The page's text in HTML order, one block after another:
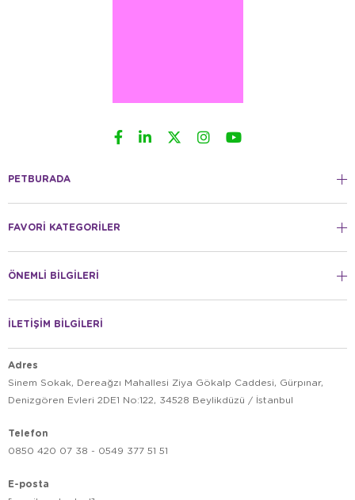
PETBURADA
FAVORİ KATEGORİLER
ÖNEMLİ BİLGİLERİ
İLETİŞİM BİLGİLERİ
Adres
Sinem Sokak, Dereağzı Mahallesi Ziya Gökalp Caddesi, Gürpınar,
Denizgören Evleri 2DE1 No:122, 34528 Beylikdüzü / İstanbul
Telefon
0850 420 07 38 - 0549 377 51 51
E-posta